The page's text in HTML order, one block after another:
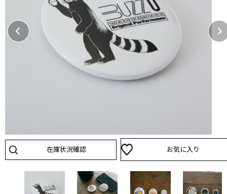
在庫状況確認 お気に入り